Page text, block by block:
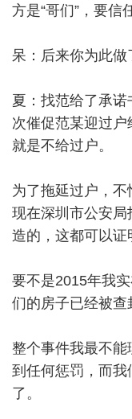
方是“哥们”，要信
呆：后来你为此做
夏：找范给了承
次催促范某迎过户
就是不给过户。
为了拖延过户，不
现在深圳市公安
造的，这都可以证
要不是2015年我
们的房子已经被查
整个事件我最不
到任何惩罚，而
了。